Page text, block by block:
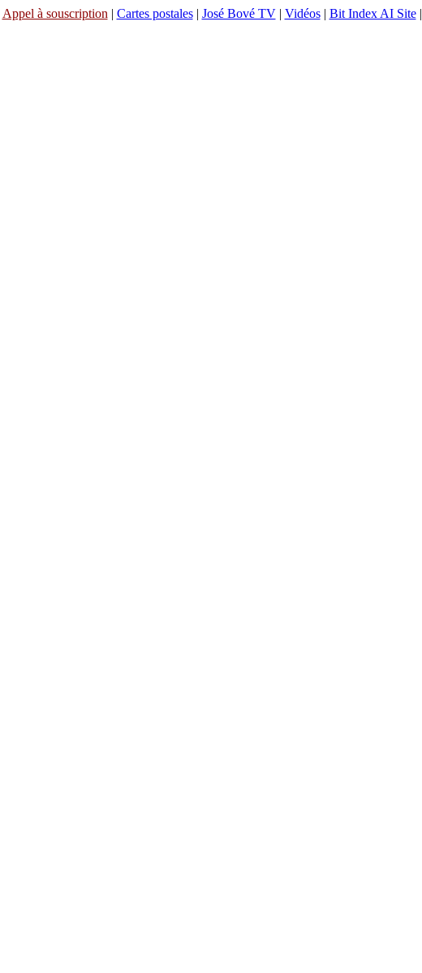
Appel à souscription | Cartes postales| José Bové TV| Vidéos| Bit Index AI Site|